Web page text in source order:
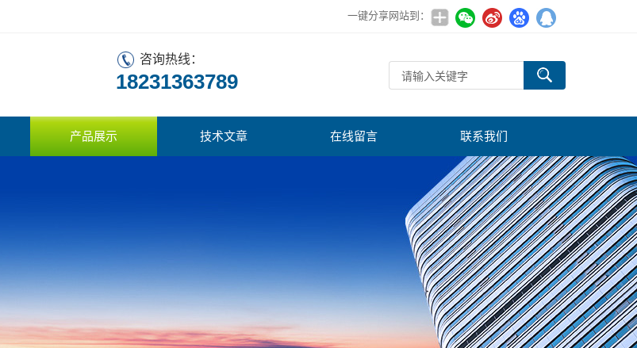
一键分享网站到：
咨询热线：
18231363789
产品展示 技术文章 在线留言 联系我们